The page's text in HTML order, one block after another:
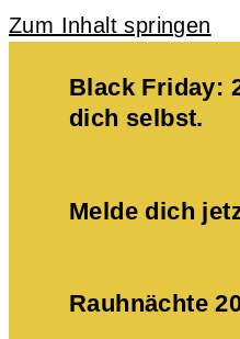
Zum Inhalt springen
Black Friday:
dich selbst.
Melde dich
Rauhnächte